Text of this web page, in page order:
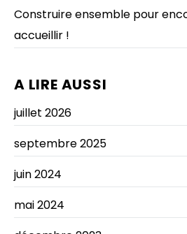
Construire ensemble pour
accueillir !
A LIRE AUSSI
juillet 2026
septembre 2025
juin 2024
mai 2024